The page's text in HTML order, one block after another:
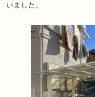
いました。